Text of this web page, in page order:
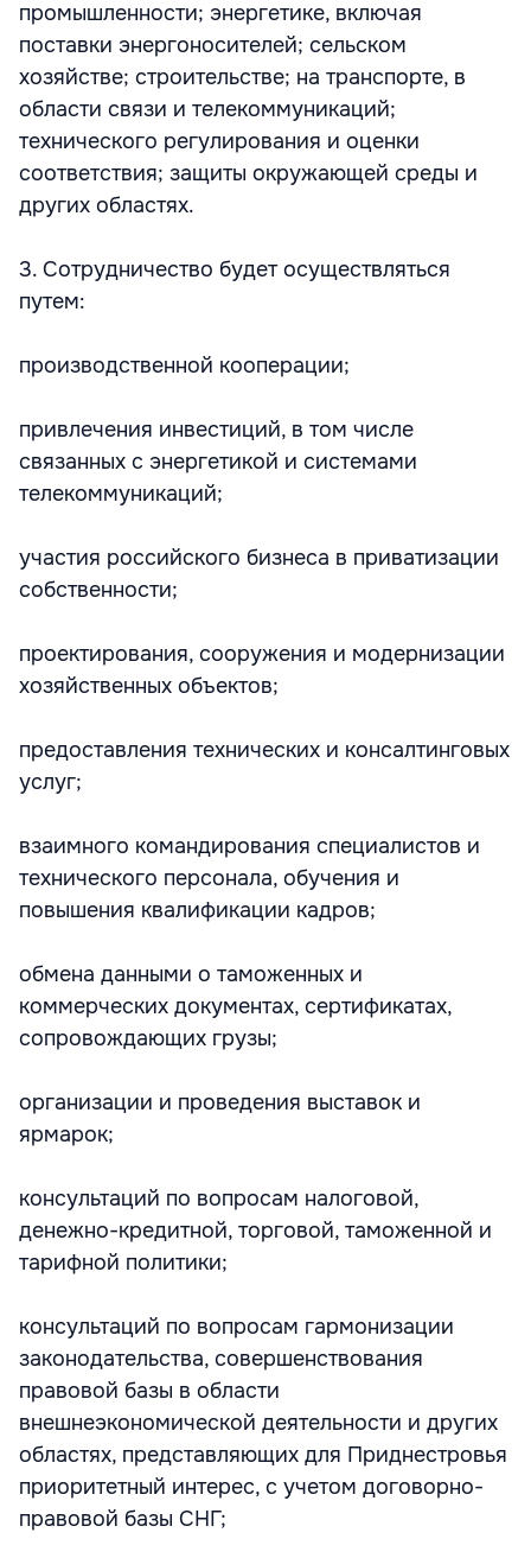
промышленности; энергетике, включая
поставки энергоносителей; сельском
хозяйстве; строительстве; на транспорте, в
области связи и телекоммуникаций;
технического регулирования и оценки
соответствия; защиты окружающей среды и
других областях.
3. Сотрудничество будет осуществляться
путем:
производственной кооперации;
привлечения инвестиций, в том числе
связанных с энергетикой и системами
телекоммуникаций;
участия российского бизнеса в приватизации
собственности;
проектирования, сооружения и модернизации
хозяйственных объектов;
предоставления технических и консалтинговых
услуг;
взаимного командирования специалистов и
технического персонала, обучения и
повышения квалификации кадров;
обмена данными о таможенных и
коммерческих документах, сертификатах,
сопровождающих грузы;
организации и проведения выставок и
ярмарок;
консультаций по вопросам налоговой,
денежно-кредитной, торговой, таможенной и
тарифной политики;
консультаций по вопросам гармонизации
законодательства, совершенствования
правовой базы в области
внешнеэкономической деятельности и других
областях, представляющих для Приднестровья
приоритетный интерес, с учетом договорно-
правовой базы СНГ;